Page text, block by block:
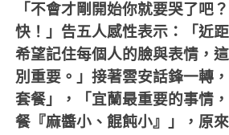
「不會才剛開始你就要哭了吧
快！」告五人感性表示：「近
希望記住每個人的臉與表情，
別重要。」接著雲安話鋒一轉
套餐」，「宜蘭最重要的事情
餐『麻醬小、餛飩小』」，原